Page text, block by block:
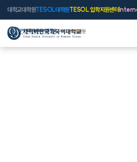
대학교대학원TESOL대학원TESOL 입학지원센터